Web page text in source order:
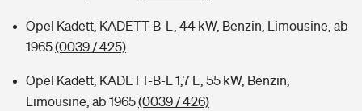
Opel Kadett, KADETT-B-L, 44 kW, Benzin, Limousine, ab
1965(0039 / 425)
Opel Kadett, KADETT-B-L 1,7 L, 55 kW, Benzin,
Limousine, ab 1965(0039 / 426)